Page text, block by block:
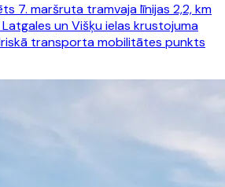
7. maršruta tramvaja līnijas 2,2, km
un Višķu ielas krustojuma
transporta mobilitātes punkts